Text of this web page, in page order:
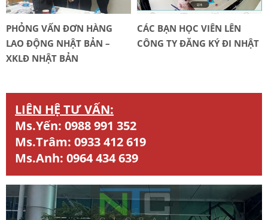
PHỎNG VẤN ĐƠN HÀNG
LAO ĐỘNG NHẬT BẢN –
XKLĐ NHẬT BẢN
CÁC BẠN HỌC VIÊN LÊN
CÔNG TY ĐĂNG KÝ ĐI NHẬT
LIÊN HỆ TƯ VẤN:
Ms.Yến: 0988 991 352
Ms.Trâm: 0933 412 619
Ms.Anh: 0964 434 639